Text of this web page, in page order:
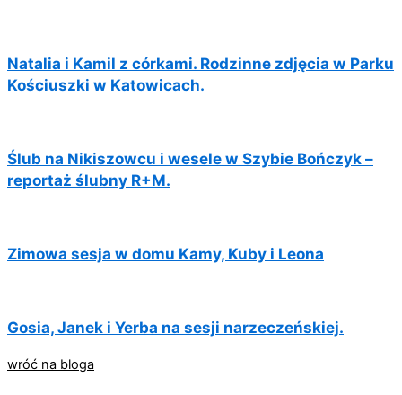
Natalia i Kamil z córkami. Rodzinne zdjęcia w Parku
Kościuszki w Katowicach.
Ślub na Nikiszowcu i wesele w Szybie Bończyk –
reportaż ślubny R+M.
Zimowa sesja w domu Kamy, Kuby i Leona
Gosia, Janek i Yerba na sesji narzeczeńskiej.
wróć na bloga